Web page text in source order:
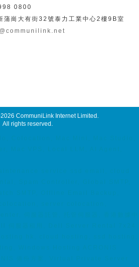
0800
蒲崗大有街32號泰力工業中心2樓9B室
CommuniLink Internet Limited
All rights reserved.